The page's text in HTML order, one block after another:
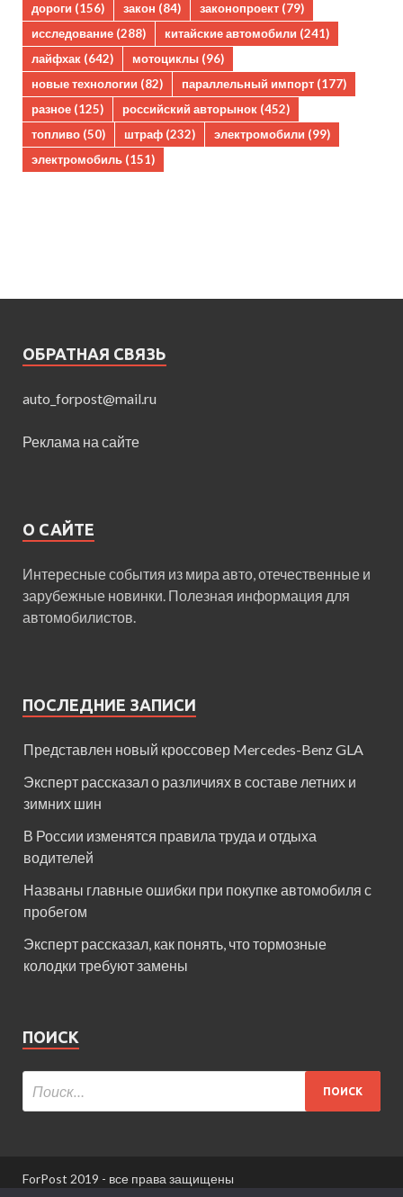
дороги (156) закон (84) законопроект (79)
исследование (288) китайские автомобили (241)
лайфхак (642) мотоциклы (96)
новые технологии (82) параллельный импорт (177)
разное (125) российский авторынок (452)
топливо (50) штраф (232) электромобили (99)
электромобиль (151)
ОБРАТНАЯ СВЯЗЬ
auto_forpost@mail.ru
Реклама на сайте
О САЙТЕ
Интересные события из мира авто, отечественные и
зарубежные новинки. Полезная информация для
автомобилистов.
ПОСЛЕДНИЕ ЗАПИСИ
Представлен новый кроссовер Mercedes-Benz GLA
Эксперт рассказал о различиях в составе летних и
зимних шин
В России изменятся правила труда и отдыха
водителей
Названы главные ошибки при покупке автомобиля с
пробегом
Эксперт рассказал, как понять, что тормозные
колодки требуют замены
ПОИСК
ForPost 2019 - все права защищены